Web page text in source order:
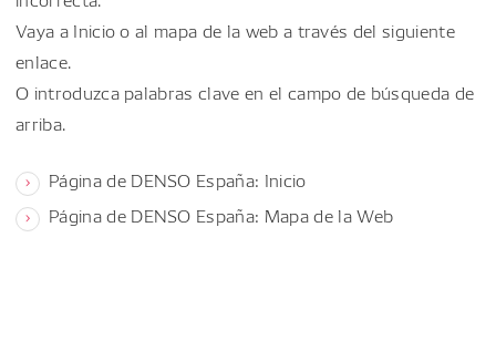
Vaya a Inicio o al mapa de la web a través del siguiente
enlace.
O introduzca palabras clave en el campo de búsqueda de
arriba.
Página de DENSO España: Inicio
Página de DENSO España: Mapa de la Web